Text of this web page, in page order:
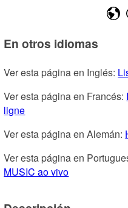
En otros idiomas
Ver esta página en Inglés:
Ver esta página en Francés:
ligne
Ver esta página en Alemán:
Ver esta página en
MUSIC ao vivo